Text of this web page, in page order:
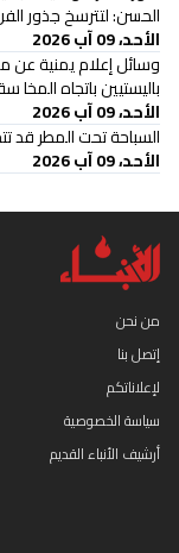
الحسن: لتترسخ جذور
الأحد، 09 آب 2026
وسائل إعلام يمنية
باليستيين باتجاه المخا
الأحد، 09 آب 2026
السباحة تحت المطر قد
الأحد، 09 آب 2026
من نحن
إتصل بنا
لإعلاناتكم
سياسة الخصوصية
أرشيف الأنباء القديم